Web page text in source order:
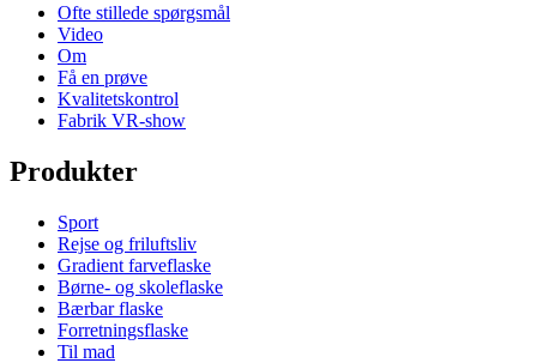
Ofte stillede spørgsmål
Video
Om
Få en prøve
Kvalitetskontrol
Fabrik VR-show
Produkter
Sport
Rejse og friluftsliv
Gradient farveflaske
Børne- og skoleflaske
Bærbar flaske
Forretningsflaske
Til mad